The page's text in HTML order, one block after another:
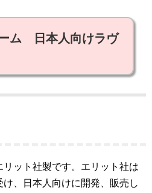
ム 日本人向けラヴ
リット社製です。エリット社は
、日本人向けに開発、販売し